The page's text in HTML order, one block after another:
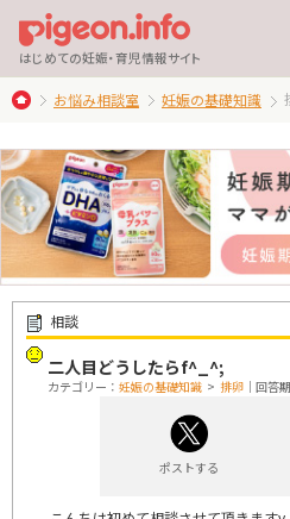
はじめての妊娠・育児情報サイト
お悩み相談室 妊娠の基礎知識
相談
二人目どうしたらf^_^;
カテゴリー： 妊娠の基礎知識 > 排卵 ｜回答
ポストする